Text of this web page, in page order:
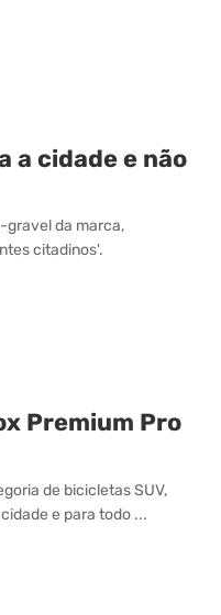
a cidade e não
gravel da marca,
citadinos'.
Premium Pro
de bicicletas SUV,
e para todo ...